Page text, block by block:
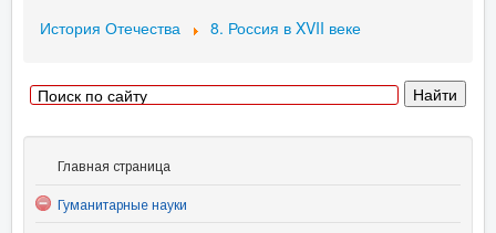
История Отечества 8. Россия в XVII веке
Главная страница
Гуманитарные науки